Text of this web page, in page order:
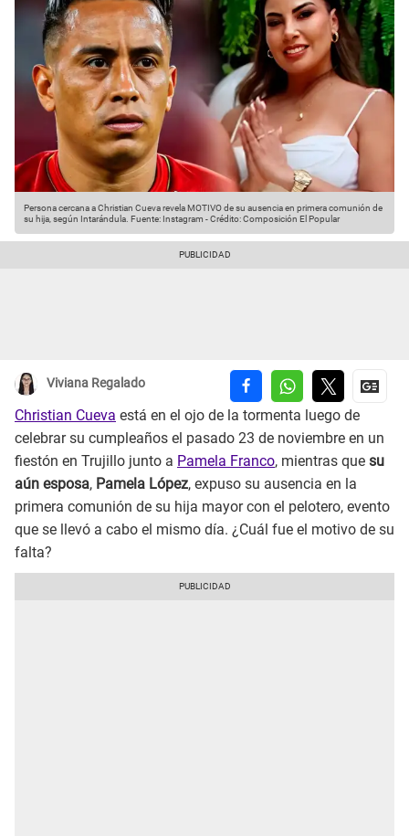
Persona cercana a Christian Cueva revela MOTIVO de su ausencia en primera comunión de
su hija, según Intarándula. Fuente: Instagram -Crédito: Composición El Popular
Viviana Regalado
Christian Cueva está en el ojo de la tormenta luego de
celebrar su cumpleaños el pasado 23 de noviembre en un
fiestón en Trujillo junto a Pamela Franco, mientras que su
aún esposa, Pamela López, expuso su ausencia en la
primera comunión de su hija mayor con el pelotero, evento
que se llevó a cabo el mismo día. ¿Cuál fue el motivo de su
falta?